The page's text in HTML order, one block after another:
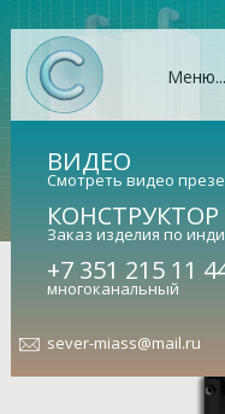
Меню...
ВИДЕО
Смотреть видео
КОНСТРУКТОР
Заказ изделия по
+7 351 215 11
многоканальный
sever-miass@mail.ru
Север-R-
Основание для